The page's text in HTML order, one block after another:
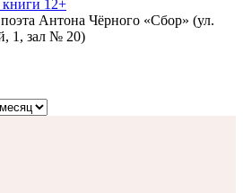
книги 12+
Антона Чёрного «Сбор» (ул.
1, зал № 20)